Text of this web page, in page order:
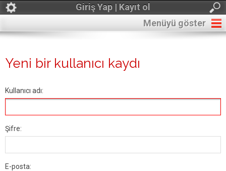
Giriş Yap | Kayıt ol
Menüyü göster
Yeni bir kullanıcı kaydı
Kullanıcı adı:
Şifre:
E-posta: